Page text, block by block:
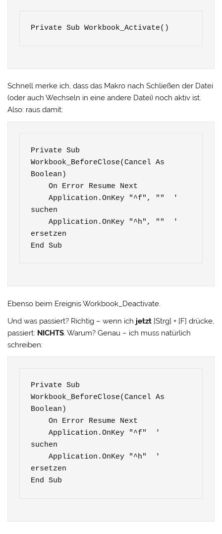
Private Sub Workbook_Activate()
Schnell merke ich, dass das Makro nach Schließen der Datei
(oder auch Wechseln in eine andere Datei) noch aktiv ist.
Also: raus damit:
Private Sub
Workbook_BeforeClose(Cancel As
Boolean)
    On Error Resume Next
    Application.OnKey "^f", ""  '
suchen
    Application.OnKey "^h", ""  '
ersetzen
End Sub
Ebenso beim Ereignis Workbook_Deactivate.
Und was passiert? Richtig – wenn ich jetzt [Strg] + [F] drücke,
passiert: NICHTS. Warum? Genau – ich muss natürlich
schreiben:
Private Sub
Workbook_BeforeClose(Cancel As
Boolean)
    On Error Resume Next
    Application.OnKey "^f"  '
suchen
    Application.OnKey "^h"  '
ersetzen
End Sub